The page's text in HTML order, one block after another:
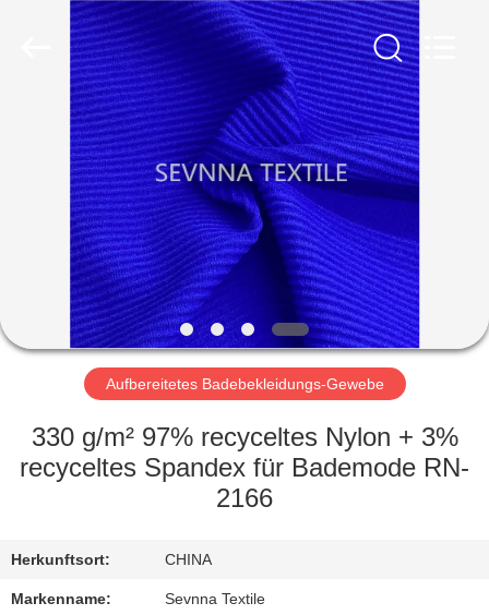
HAUS
PRODUKTE
SHOW
ÜBER
FABRIK-
QUALITÄTSKONTROLLE
Aufbereitetes Badebekleidungs-Gewebe
330 g/m² 97% recyceltes Nylon + 3%
recyceltes Spandex für Bademode RN-
2166
Herkunftsort: CHINA
Markenname: Sevnna Textile